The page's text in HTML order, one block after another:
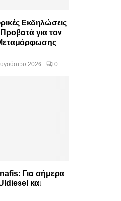
Εκδηλώσεις
για τον
2026 0
Για σήμερα
και